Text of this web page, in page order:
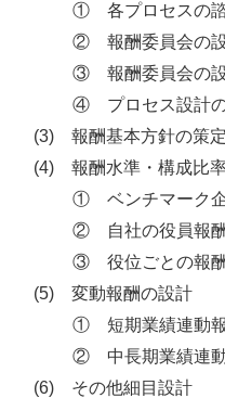
① 各プロセスの諮
② 報酬委員会の設
③ 報酬委員会の設置
④ プロセス設計の
(3) 報酬基本方針の策定
(4) 報酬水準・構成比
① ベンチマーク企業
② 自社の役員報酬に
③ 役位ごとの報酬水
(5) 変動報酬の設計
① 短期業績連動報
② 中長期業績連動報
(6) その他細目設計